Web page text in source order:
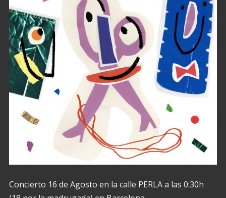
Concierto 16 de Agosto en la calle PERLA a las 0:30h